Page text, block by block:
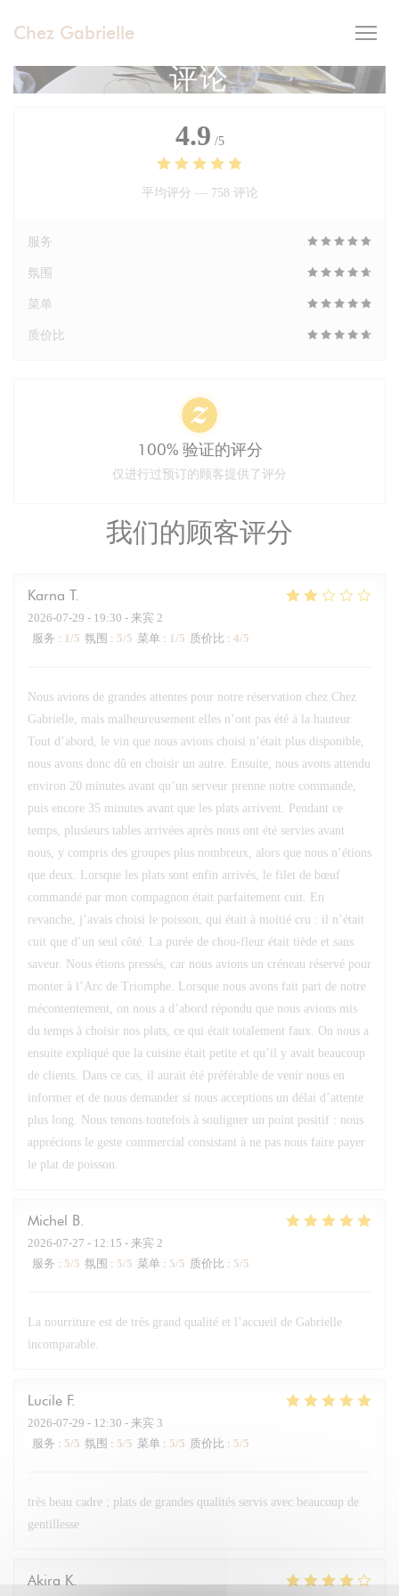
Chez Gabrielle
评论
我们的顾客评分
Karna T
2026-07-29 - 19:30 - 来宾 2
服务 : 1/5 氛围 : 5/5 菜单 : 1/5 质价比 : 4/5
Nous avions de grandes attentes pour notre réservation chez Chez
Gabrielle, mais malheureusement elles n’ont pas été à la hauteur.
Tout d’abord, le vin que nous avions choisi n’était plus disponible,
nous avons donc dû en choisir un autre. Ensuite, nous avons attendu
environ 20 minutes avant qu’un serveur prenne notre commande,
puis encore 35 minutes avant que les plats arrivent. Pendant ce
temps, plusieurs tables arrivées après nous ont été servies avant
nous, y compris des groupes plus nombreux, alors que nous n’étions
que deux. Lorsque les plats sont enfin arrivés, le filet de bœuf
commandé par mon compagnon était parfaitement cuit. En
revanche, j’avais choisi le poisson, qui était à moitié cru : il n’était
cuit que d’un seul côté. La purée de chou-fleur était tiède et sans
saveur. Nous étions pressés, car nous avions un créneau réservé pour
monter à l’Arc de Triomphe. Lorsque nous avons fait part de notre
mécontentement, on nous a d’abord répondu que nous avions mis
du temps à choisir nos plats, ce qui était totalement faux. On nous a
ensuite expliqué que la cuisine était petite et qu’il y avait beaucoup
de clients. Dans ce cas, il aurait été préférable de venir nous en
informer et de nous demander si nous acceptions un délai d’attente
plus long. Nous tenons toutefois à souligner un point positif : nous
apprécions le geste commercial consistant à ne pas nous faire payer
le plat de poisson.
Michel B
2026-07-27 - 12:15 - 来宾 2
服务 : 5/5 氛围 : 5/5 菜单 : 5/5 质价比 : 5/5
La nourriture est de très grand qualité et l’accueil de Gabrielle
incomparable.
Lucile F
2026-07-29 - 12:30 - 来宾 3
服务 : 5/5 氛围 : 5/5 菜单 : 5/5 质价比 : 5/5
très beau cadre ; plats de grandes qualités servis avec beaucoup de
gentillesse
Akira K
4.9 /5
平均评分 — 758 评论
服务
氛围
菜单
质价比
100% 验证的评分
仅进行过预订的顾客提供了评分